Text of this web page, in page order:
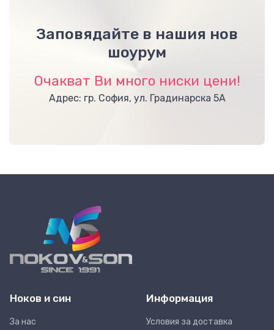
Заповядайте в нашия нов
шоурум
Очакват Ви много ниски цени!
Адрес: гр. София, ул. Градинарска 5А
Ноков и син
За нас
Информация
Условия за доставка